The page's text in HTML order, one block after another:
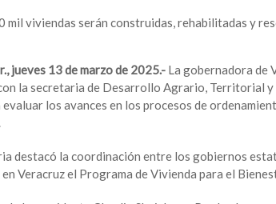
mil viviendas serán construidas, rehabilitadas y
jueves 13 de marzo de 2025.-La gobernadora de
la secretaria de Desarrollo Agrario, Territorial y
evaluar los avances en los procesos de
destacó la coordinación entre los gobiernos
Veracruz el Programa de Vivienda para el